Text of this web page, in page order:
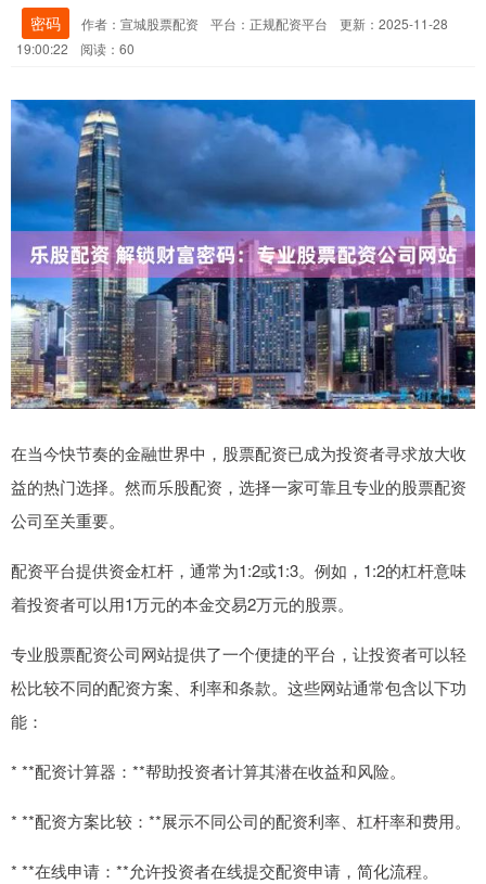
密码 作者：宣城股票配资 平台：正规配资平台
更新：2025-11-28
19:00:22
阅读：60
在当今快节奏的金融世界中，股票配资已成为投资者寻求放大收
益的热门选择。然而乐股配资，选择一家可靠且专业的股票配资
公司至关重要。
配资平台提供资金杠杆，通常为1:2或1:3。例如，1:2的杠杆意味
着投资者可以用1万元的本金交易2万元的股票。
专业股票配资公司网站提供了一个便捷的平台，让投资者可以轻
松比较不同的配资方案、利率和条款。这些网站通常包含以下功
能：
* **配资计算器：**帮助投资者计算其潜在收益和风险。
* **配资方案比较：**展示不同公司的配资利率、杠杆率和费用。
* **在线申请：**允许投资者在线提交配资申请，简化流程。